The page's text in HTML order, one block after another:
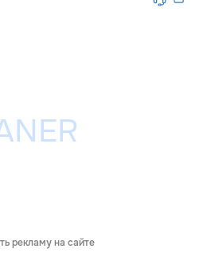
рекламу на сайте